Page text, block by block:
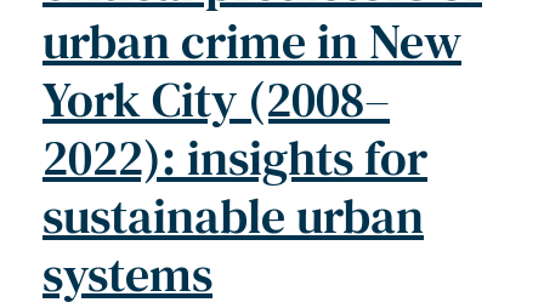
urban crime in New
York City (2008–
2022): insights for
sustainable urban
systems